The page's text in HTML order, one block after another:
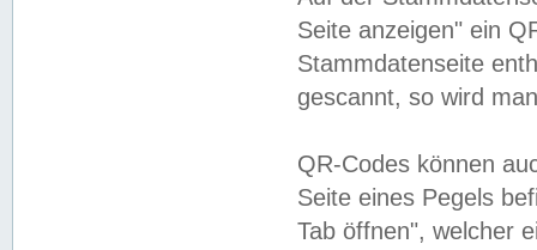
Seite anzeigen" ein
Stammdatenseite
gescannt, so wird
QR-Codes können
Seite eines Pegels
Tab öffnen", welcher